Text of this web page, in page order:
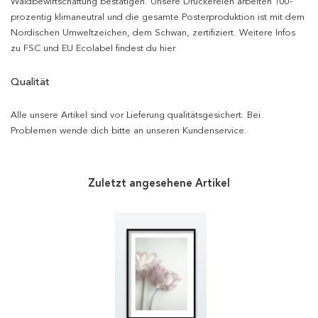
prozentig klimaneutral und die gesamte Posterproduktion ist mit dem
Nordischen Umweltzeichen, dem Schwan, zertifiziert. Weitere Infos
zu FSC und EU Ecolabel findest du hier.
Qualität
Alle unsere Artikel sind vor Lieferung qualitätsgesichert. Bei
Problemen wende dich bitte an unseren Kundenservice.
Zuletzt angesehene Artikel